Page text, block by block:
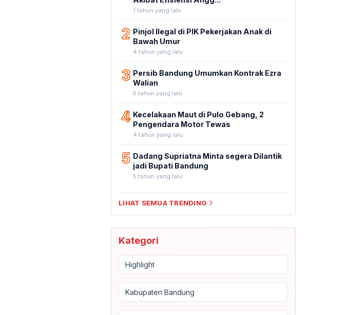
1 tahun yang lalu
2 Pinjol Ilegal di PIK Pekerjakan Anak di
Bawah Umur
4 tahun yang lalu
3 Persib Bandung Umumkan Kontrak Ezra
Walian
5 tahun yang lalu
4 Kecelakaan Maut di Pulo Gebang, 2
Pengendara Motor Tewas
4 tahun yang lalu
5 Dadang Supriatna Minta segera Dilantik
jadi Bupati Bandung
5 tahun yang lalu
LIHAT SEMUA TRENDING
Kategori
Highlight
Kabupaten Bandung